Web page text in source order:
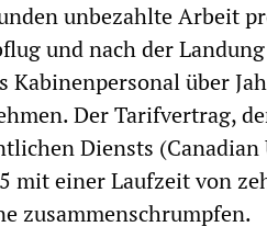
unbezahlte Arbeit
und nach der
Kabinenpersonal über
Der Tarifvertrag,
Diensts
mit einer Laufzeit von
zusammenschrumpfen.